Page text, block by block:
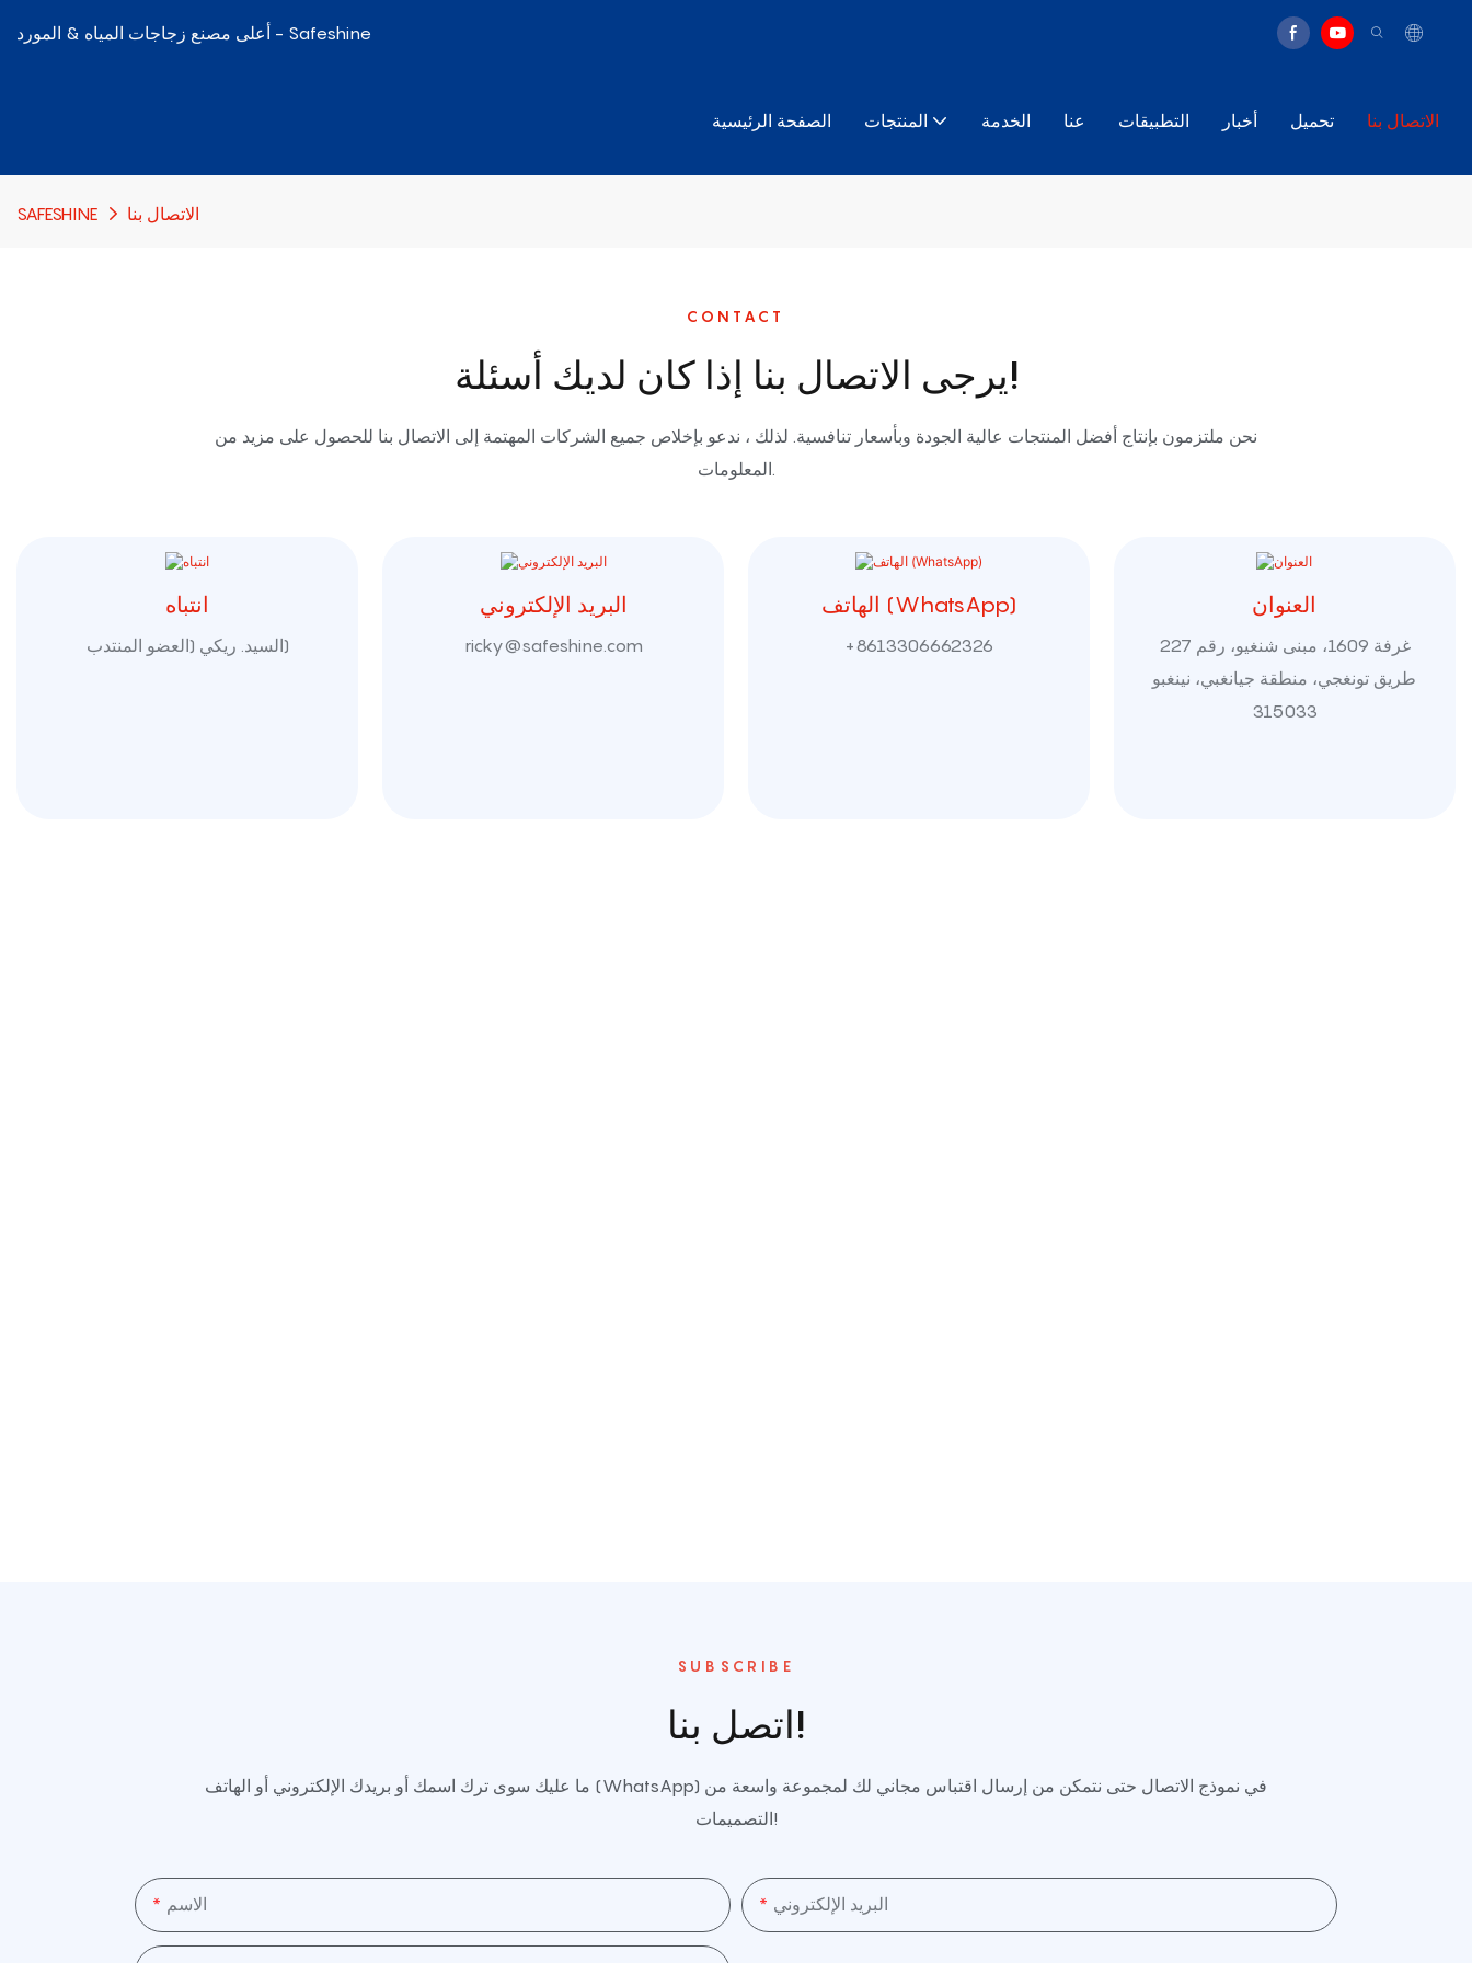
أعلى مصنع زجاجات المياه & المورد - Safeshine
الصفحة الرئيسية المنتجات الخدمة عنا التطبيقات أخبار تحميل الاتصال بنا
SAFESHINE الاتصال بنا
CONTACT
يرجى الاتصال بنا إذا كان لديك أسئلة!
نحن ملتزمون بإنتاج أفضل المنتجات عالية الجودة وبأسعار تنافسية. لذلك ، ندعو بإخلاص جميع الشركات المهتمة إلى الاتصال بنا للحصول على مزيد من
المعلومات.
انتباه
السيد. ريكي (العضو المنتدب)
البريد الإلكتروني
ricky@safeshine.com
الهاتف (WhatsApp)
+8613306662326
العنوان
غرفة 1609، مبنى شنغيو، رقم 227
طريق تونغجي، منطقة جيانغبي، نينغبو
315033
SUBSCRIBE
اتصل بنا!
ما عليك سوى ترك اسمك أو بريدك الإلكتروني أو الهاتف (WhatsApp) في نموذج الاتصال حتى نتمكن من إرسال اقتباس مجاني لك لمجموعة واسعة من
التصميمات!
الاسم البريد الإلكتروني